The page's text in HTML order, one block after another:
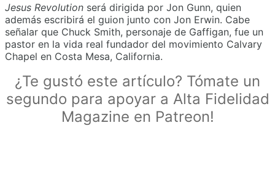
Jesus Revolution será dirigida por Jon Gunn, quien
además escribirá el guion junto con Jon Erwin. Cabe
señalar que Chuck Smith, personaje de Gaffigan, fue un
pastor en la vida real fundador del movimiento Calvary
Chapel en Costa Mesa, California.
¿Te gustó este artículo? Tómate un
segundo para apoyar a Alta Fidelidad
Magazine en Patreon!